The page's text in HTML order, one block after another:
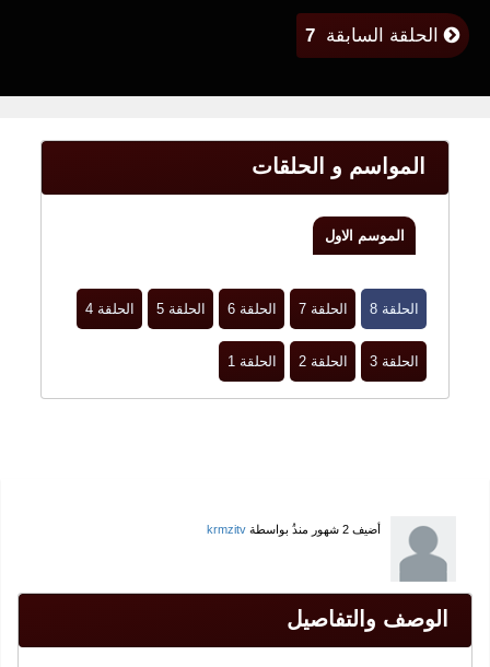
الحلقة السابقة 7
المواسم و الحلقات
الموسم الاول
الحلقة 8 الحلقة 7 الحلقة 6 الحلقة 5 الحلقة 4
الحلقة 3 الحلقة 2 الحلقة 1
أضيف2 شهور منذُ بواسطةkrmzitv
الوصف والتفاصيل